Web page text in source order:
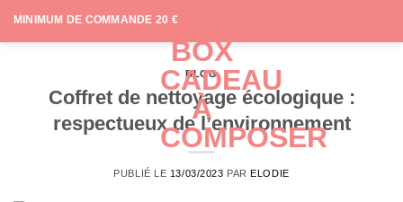
MINIMUM DE COMMANDE 20 €
BLOG
Coffret de nettoyage écologique :
respectueux de l’environnement
PUBLIÉ LE 13/03/2023 PARELODIE